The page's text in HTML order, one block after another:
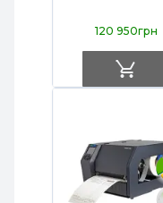
120 950грн